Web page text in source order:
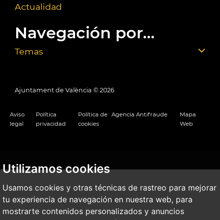
Utilizamos cookies
Usamos cookies y otras técnicas de rastreo para mejorar
tu experiencia de navegación en nuestra web, para
mostrarte contenidos personalizados y anuncios
Actualidad
Navegación por...
Temas
Ajuntament de València © 2026
Aviso
legal
Política
privacidad
Política de
cookies
Agencia Antifraude
Mapa
Web